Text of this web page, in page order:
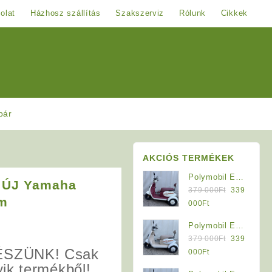
Házhosz szállítás Szakszerviz Rólunk Cikkek
Yamaha
Csak
AKCIÓS TERMÉKEK
Polymobil E-
MOB 40/A
Elektromos
Jármű (Krém-
Bordó)
379 000Ft Original
379
000Ft.
339
000FtCurrent
is:
339
000Ft.
Polymobil E-
MOB 40/A
Elektromos
379 000Ft Original
339
000FtCurrent